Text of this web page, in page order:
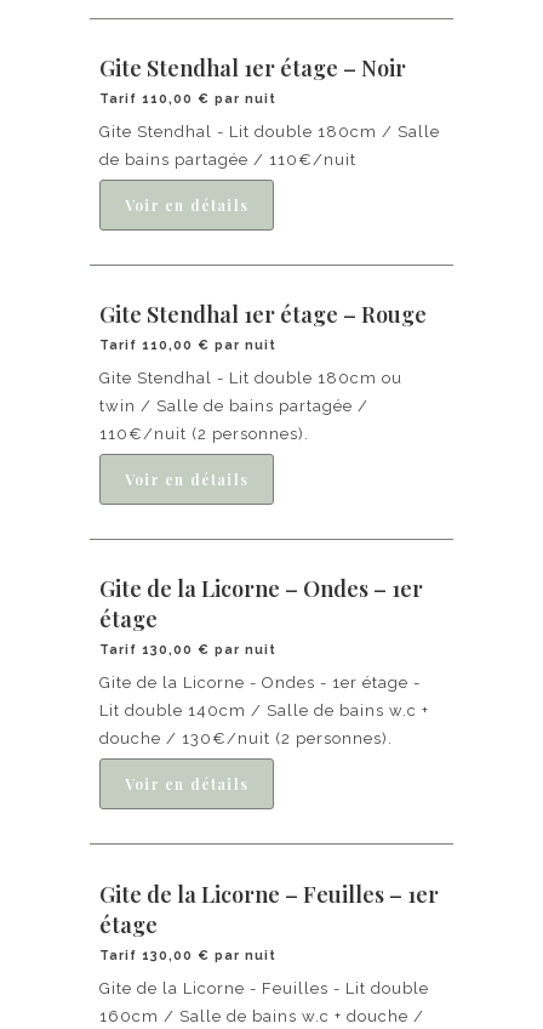
Gite Stendhal 1er étage – Noir
Tarif 110,00 € par nuit
Gite Stendhal - Lit double 180cm / Salle
de bains partagée / 110€/nuit
Gite Stendhal 1er étage – Rouge
Tarif 110,00 € par nuit
Gite Stendhal - Lit double 180cm ou
twin / Salle de bains partagée /
110€/nuit (2 personnes).
Gite de la Licorne – Ondes – 1er
étage
Tarif 130,00 € par nuit
Gite de la Licorne - Ondes - 1er étage -
Lit double 140cm / Salle de bains w.c +
douche / 130€/nuit (2 personnes).
Gite de la Licorne – Feuilles – 1er
étage
Tarif 130,00 € par nuit
Gite de la Licorne - Feuilles - Lit double
160cm / Salle de bains w.c + douche /